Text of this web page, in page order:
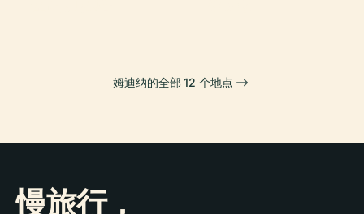
姆迪纳的全部 12 个地点
慢旅行，